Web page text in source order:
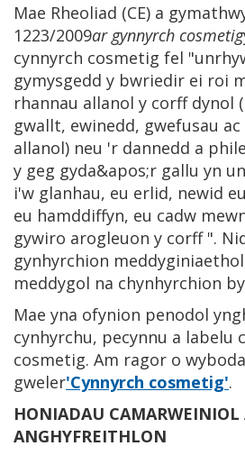
Mae Rheoliad (CE) a
1223/2009ar gynnyrch cosmetig
cynnyrch cosmetig fel
gymysgedd y bwriedir ei roi
rhannau allanol y corff dynol
gwallt, ewinedd, gwefusau
allanol) neu 'r dannedd a
y geg gyda&apos;r gallu yn
i'w glanhau, eu erlid, newid
eu hamddiffyn, eu cadw
gywiro arogleuon y corff ".
gynhyrchion
meddygol na chynhyrchion
Mae yna ofynion penodol
cynhyrchu, pecynnu a labelu
cosmetig. Am ragor o
gweler'Cynnyrch cosmetig'.
HONIADAU CAMARWEINIOL
ANGHYFREITHLON